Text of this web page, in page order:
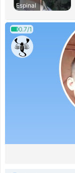
Espinal
0.7/1